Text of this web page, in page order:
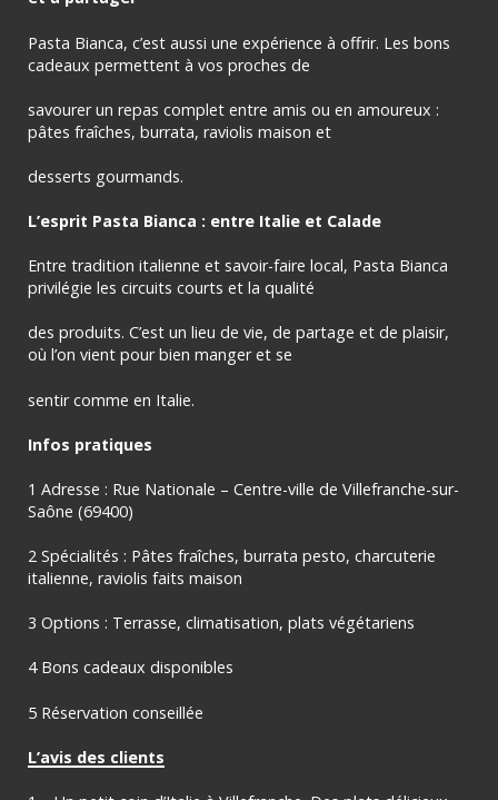
Pasta Bianca, c’est aussi une expérience à offrir. Les bons
cadeaux permettent à vos proches de
savourer un repas complet entre amis ou en amoureux :
pâtes fraîches, burrata, raviolis maison et
desserts gourmands.
L’esprit Pasta Bianca : entre Italie et Calade
Entre tradition italienne et savoir-faire local, Pasta Bianca
privilégie les circuits courts et la qualité
des produits. C’est un lieu de vie, de partage et de plaisir,
où l’on vient pour bien manger et se
sentir comme en Italie.
Infos pratiques
1 Adresse : Rue Nationale – Centre-ville de Villefranche-sur-
Saône (69400)
2 Spécialités : Pâtes fraîches, burrata pesto, charcuterie
italienne, raviolis faits maison
3 Options : Terrasse, climatisation, plats végétariens
4 Bons cadeaux disponibles
5 Réservation conseillée
L’avis des clients